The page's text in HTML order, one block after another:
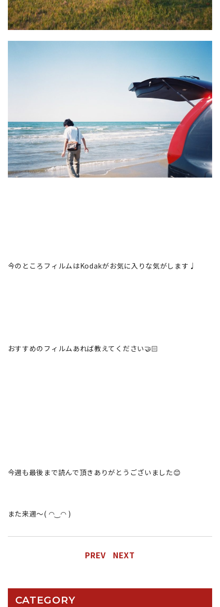
今のところフィルムはKodakがお気に入りな気がします♩
おすすめのフィルムあれば教えてください🤝🏻
今週も最後まで読んで頂きありがとうございました😊
また来週〜( ◠‿◠ )
PREV NEXT
CATEGORY